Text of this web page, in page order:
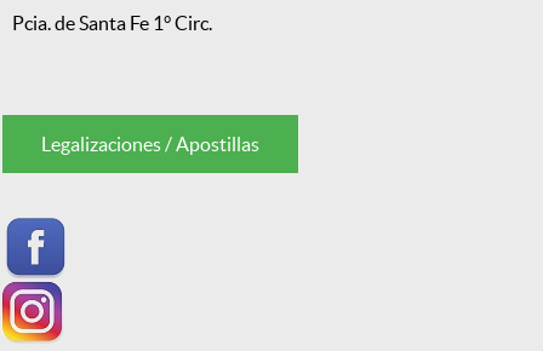
Pcia. de Santa Fe 1° Circ.